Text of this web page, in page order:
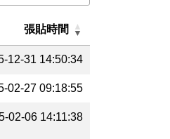
張貼時間
12-31 14:50:34
02-27 09:18:55
02-06 14:11:38